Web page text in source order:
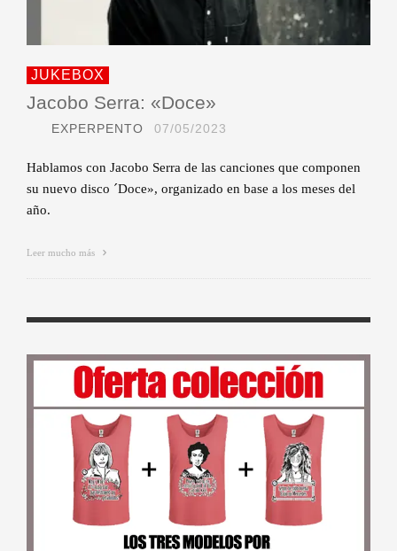
JUKEBOX
Jacobo Serra: «Doce»
EXPERPENTO 07/05/2023
Hablamos con Jacobo Serra de las canciones que componen
su nuevo disco ´Doce», organizado en base a los meses del
año.
Leer mucho más